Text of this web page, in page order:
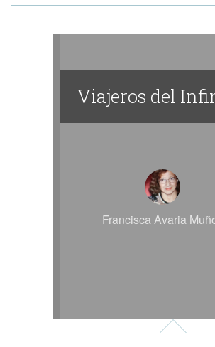
Viajeros del
Francisca Avaria